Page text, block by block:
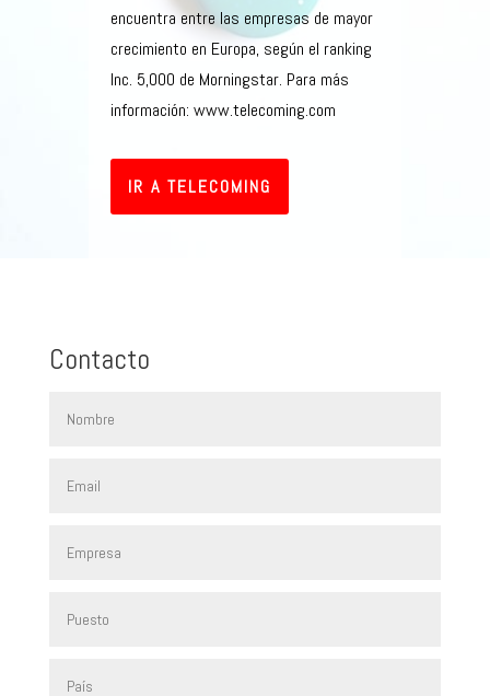
encuentra entre las empresas de mayor
crecimiento en Europa, según el ranking
Inc. 5,000 de Morningstar. Para más
información: www.telecoming.com
IR A TELECOMING
Contacto